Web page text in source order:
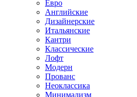
Евро
Английские
Дизайнерские
Итальянские
Кантри
Классические
Лофт
Модерн
Прованс
Неоклассика
Минимализм